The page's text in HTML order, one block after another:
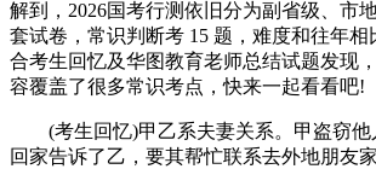
解到，2026国考行测依旧分为副省级、市
套试卷，常识判断考 15 题，难度和往年
合考生回忆及华图教育老师总结试题发现
容覆盖了很多常识考点，快来一起看看吧!
(考生回忆)甲乙系夫妻关系。甲盗窃
回家告诉了乙，要其帮忙联系去外地朋友